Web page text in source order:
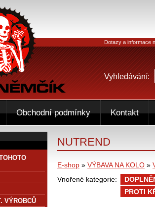
NUTREND
E-shop » VÝBAVA NA KOLO »
Vnořené kategorie:
PROTI
VÝROBCŮ
Dotazy a informace
Vyhledávání:
Obchodní podmínky Kontakt